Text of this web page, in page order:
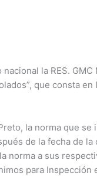
la RES.
que consta
la norma que
de la fecha de
norma a sus
para